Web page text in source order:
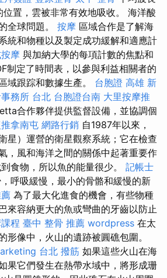
置，雲被非常有效地吸收。 海洋酸
全球問題。 按摩 區域合作是了解海
統和物種以及製定成功緩解和適應計
摩 與加納大學的每項計數的焦點和
制定了時間表，以參與利益相關者的
域跟踪和數據生產。 台胞證 高雄 新
務所 台北 台胞證台南 大里按摩推
合作夥伴提供監督設備，並協調個
拿南屯 網路行銷 自1987年以來，
星）運營的衛星觀察系統；它在檢查
，風和海洋之間的關係中起著重要作
食物，所以魚的能量很少。 記帳士
呼吸緩慢，最小的骨骼和緩慢的新
為了最大化進食的機會，有些物種
來容納更大的魚或彎曲的牙齒以防止
程 臺中 整骨 推薦 wordpress 在太
形像中，火山的遺跡被圓礁包圍。
台北 撥筋 如果這些火山在海
果它們發生在熱帶水域中，將形成珊